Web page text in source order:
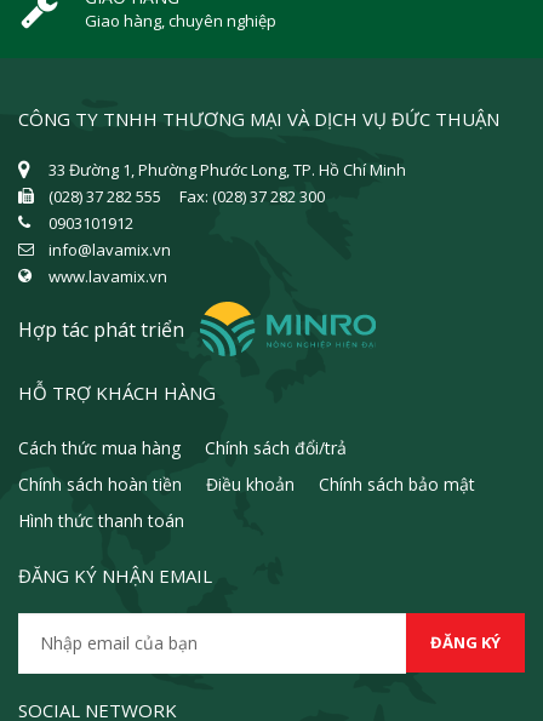
Giao hàng, chuyên nghiệp
CÔNG TY TNHH THƯƠNG MẠI VÀ DỊCH VỤ ĐỨC THUẬN
33 Đường 1, Phường Phước Long, TP. Hồ Chí Minh
(028) 37 282 555 Fax: (028) 37 282 300
0903101912
info@lavamix.vn
www.lavamix.vn
Hợp tác phát triển
HỖ TRỢ KHÁCH HÀNG
Cách thức mua hàng
Chính sách đổi/trả
Chính sách hoàn tiền
Điều khoản
Chính sách bảo mật
Hình thức thanh toán
ĐĂNG KÝ NHẬN EMAIL
SOCIAL NETWORK